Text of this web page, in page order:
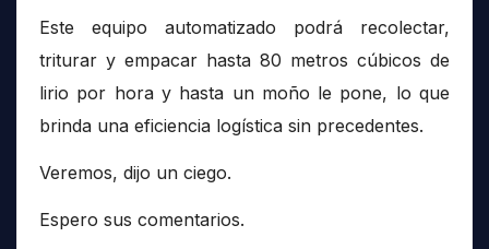
Este equipo automatizado podrá recolectar,
triturar y empacar hasta 80 metros cúbicos de
lirio por hora y hasta un moño le pone, lo que
brinda una eficiencia logística sin precedentes.
Veremos, dijo un ciego.
Espero sus comentarios.